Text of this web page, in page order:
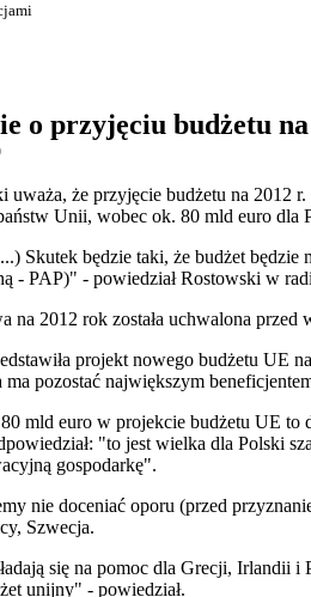
o przyjęciu budżetu
że przyjęcie budżetu na 2012
Unii, wobec ok. 80 mld euro
Skutek będzie taki, że budżet
- PAP)" - powiedział Rostowski w
na 2012 rok została uchwalona przed
projekt nowego budżetu UE
pozostać największym
mld euro w projekcie budżetu UE to
"to jest wielka dla Polski
gospodarkę".
nie doceniać oporu (przed
Szwecja.
się na pomoc dla Grecji, Irlandii
unijny" - powiedział.